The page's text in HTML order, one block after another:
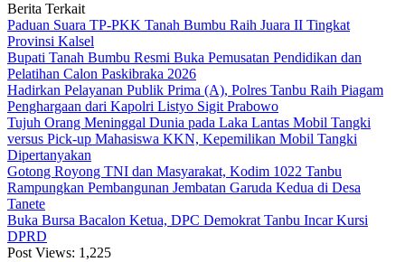
Berita Terkait
Paduan Suara TP-PKK Tanah Bumbu Raih Juara II Tingkat
Provinsi Kalsel
Bupati Tanah Bumbu Resmi Buka Pemusatan Pendidikan dan
Pelatihan Calon Paskibraka 2026
Hadirkan Pelayanan Publik Prima (A), Polres Tanbu Raih Piagam
Penghargaan dari Kapolri Listyo Sigit Prabowo
Tujuh Orang Meninggal Dunia pada Laka Lantas Mobil Tangki
versus Pick-up Mahasiswa KKN, Kepemilikan Mobil Tangki
Dipertanyakan
Gotong Royong TNI dan Masyarakat, Kodim 1022 Tanbu
Rampungkan Pembangunan Jembatan Garuda Kedua di Desa
Tanete
Buka Bursa Bacalon Ketua, DPC Demokrat Tanbu Incar Kursi
DPRD
Post Views: 1,225